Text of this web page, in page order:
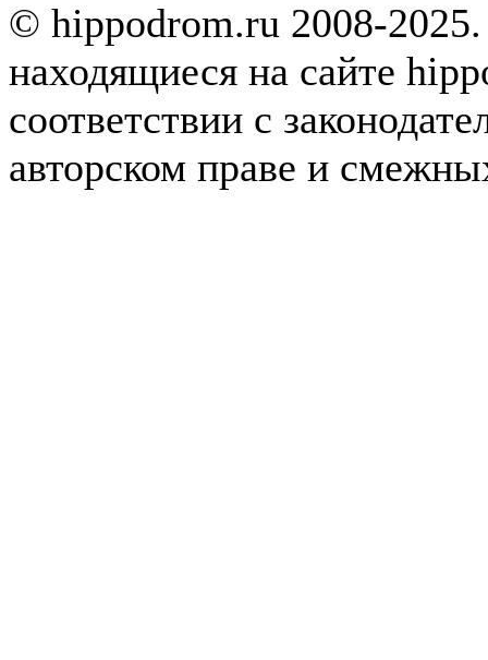
© hippodrom.ru 2008-
находящиеся на сайте
соответствии с
авторском праве и